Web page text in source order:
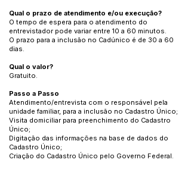
Qual o prazo de atendimento e/ou execução?
O tempo de espera para o atendimento do
entrevistador pode variar entre 10 a 60 minutos.
O prazo para a inclusão no Cadúnico é de 30 a 60
dias.
Qual o valor?
Gratuito.
Passo a Passo
Atendimento/entrevista com o responsável pela
unidade familiar, para a inclusão no Cadastro Único;
Visita domiciliar para preenchimento do Cadastro
Único;
Digitação das informações na base de dados do
Cadastro Único;
Criação do Cadastro Único pelo Governo Federal.